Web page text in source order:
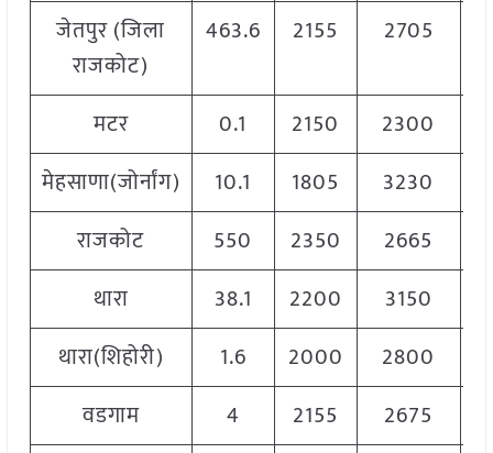
जेतपुर (जिला
राजकोट)
463.6 2155 2705
मटर 0.1 2150 2300
मेहसाणा(जोर्नांग)
10.1 1805 3230
राजकोट
550 2350 2665
थारा
38.1 2200 3150
थारा(शिहोरी)
1.6 2000 2800
वडगाम
4 2155 2675